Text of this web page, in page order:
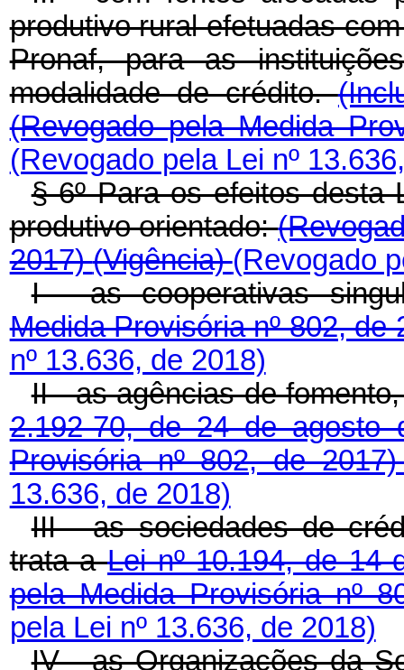
produtivo rural efetuadas
Pronaf, para as
modalidade de crédito.
(Revogado pela Medida
(Revogado pela Lei nº
§ 6º Para os efeitos desta
produtivo orientado:
2017)(Vigência)(Revogado
I - as cooperativas
Medida Provisória nº 802, de
nº 13.636, de 2018)
II - as agências de
2.192-70, de 24 de
Provisória nº 802, de
13.636, de 2018)
III - as sociedades de
trata aLei nº 10.194, de 14
pela Medida Provisória nº
pela Lei nº 13.636, de 2018)
IV - as Organizações da